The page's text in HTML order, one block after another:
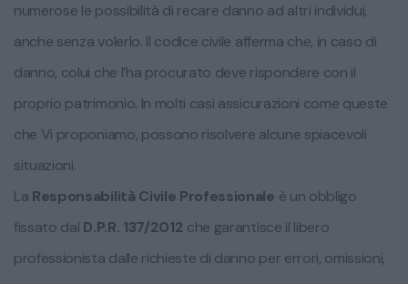
numerose le possibilità di recare danno ad altri individui,
anche senza volerlo. Il codice civile afferma che, in caso di
danno, colui che l’ha procurato deve rispondere con il
proprio patrimonio. In molti casi assicurazioni come queste
che Vi proponiamo, possono risolvere alcune spiacevoli
situazioni.
La Responsabilità Civile Professionale è un obbligo
fissato dal D.P.R. 137/2012 che garantisce il libero
professionista dalle richieste di danno per errori, omissioni,